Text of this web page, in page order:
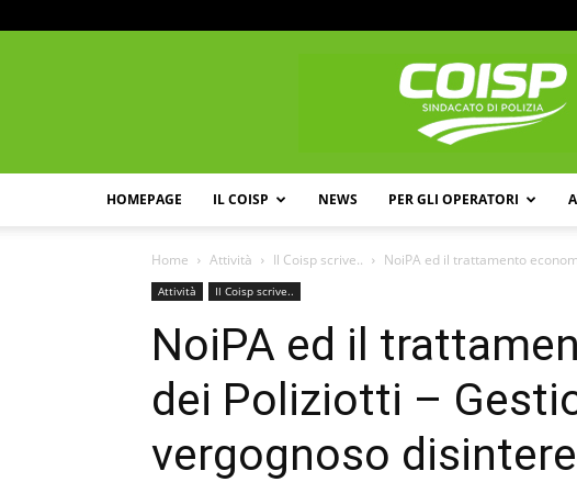
HOMEPAGE IL COISP NEWS PER GLI OPERATORI
Home Attività Il Coisp scrive.. NoiPA ed il trattamento
Attività Il Coisp scrive..
NoiPA ed il
dei Poliziotti –
vergognoso